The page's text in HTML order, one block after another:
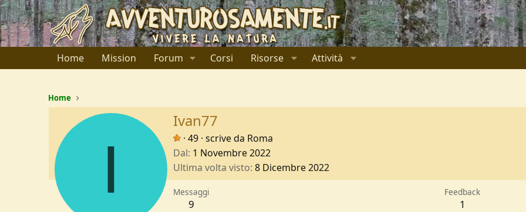
Home Mission Forum Corsi Risorse Attività
Home
I
Ivan77
· 49 · scrive da Roma
Dal 1 Novembre 2022
Ultima volta visto 8 Dicembre 2022
Messaggi
9
Feedback
1